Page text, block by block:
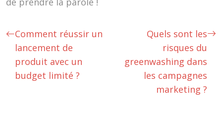
Comment réussir un
lancement de
produit avec un
budget limité ?
Quels sont les
risques du
greenwashing dans
les campagnes
marketing ?